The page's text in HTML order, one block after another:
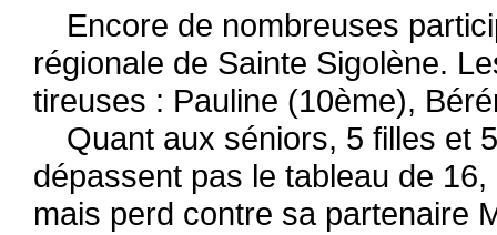
Encore de nombreuses
régionale de Sainte Sigolène.
tireuses : Pauline (10ème),
Quant aux séniors, 5 filles et
dépassent pas le tableau de
mais perd contre sa partenaire